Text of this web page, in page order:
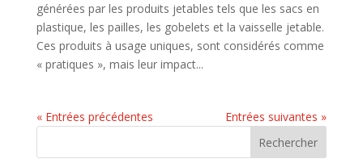
générées par les produits jetables tels que les sacs en
plastique, les pailles, les gobelets et la vaisselle jetable.
Ces produits à usage uniques, sont considérés comme
« pratiques », mais leur impact...
« Entrées précédentes Entrées suivantes »